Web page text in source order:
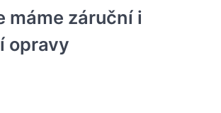
máme záruční i
opravy